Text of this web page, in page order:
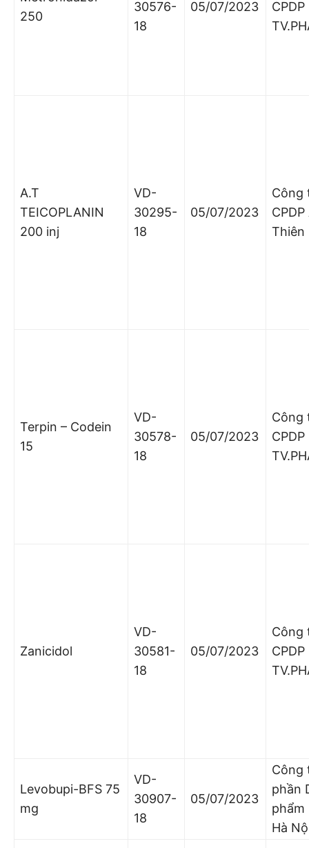
250
30576-
18
05/07/2023
CPDP
A.T
TEICOPLANIN
200 inj
VD-
30295-
18
05/07/2023
Công
CPDP
Thiên
Terpin – Codein
15
VD-
30578-
18
05/07/2023
Công
CPDP
Zanicidol
VD-
30581-
18
05/07/2023
Công
CPDP
Levobupi-BFS 75
mg
VD-
30907-
18
05/07/2023
Công
phần
phẩm
Hà